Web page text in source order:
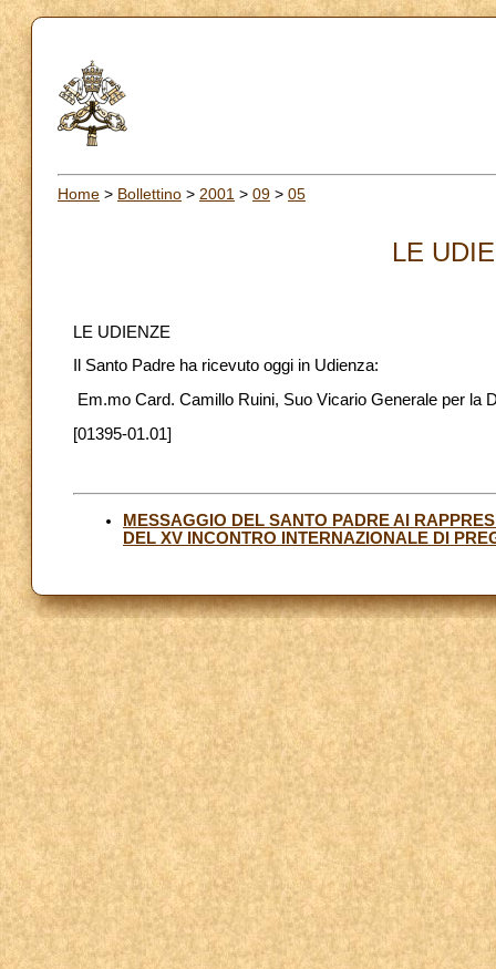
Home > Bollettino > 2001 > 09 > 05
LE
LE UDIENZE
Il Santo Padre ha ricevuto oggi in Udienza:
Em.mo Card. Camillo Ruini, Suo Vicario Generale per la
[01395-01.01]
MESSAGGIO DEL SANTO PADRE AI
DEL XV INCONTRO INTERNAZIONALE DI